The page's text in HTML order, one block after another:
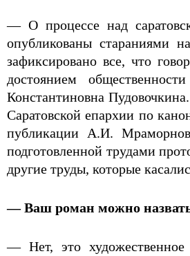
— О процессе над
опубликованы стараниями
зафиксировано все, что
достоянием
Константиновна
Саратовской епархии по
публикации А.И.
подготовленной трудами
другие труды, которые
— Ваш роман можно
— Нет, это